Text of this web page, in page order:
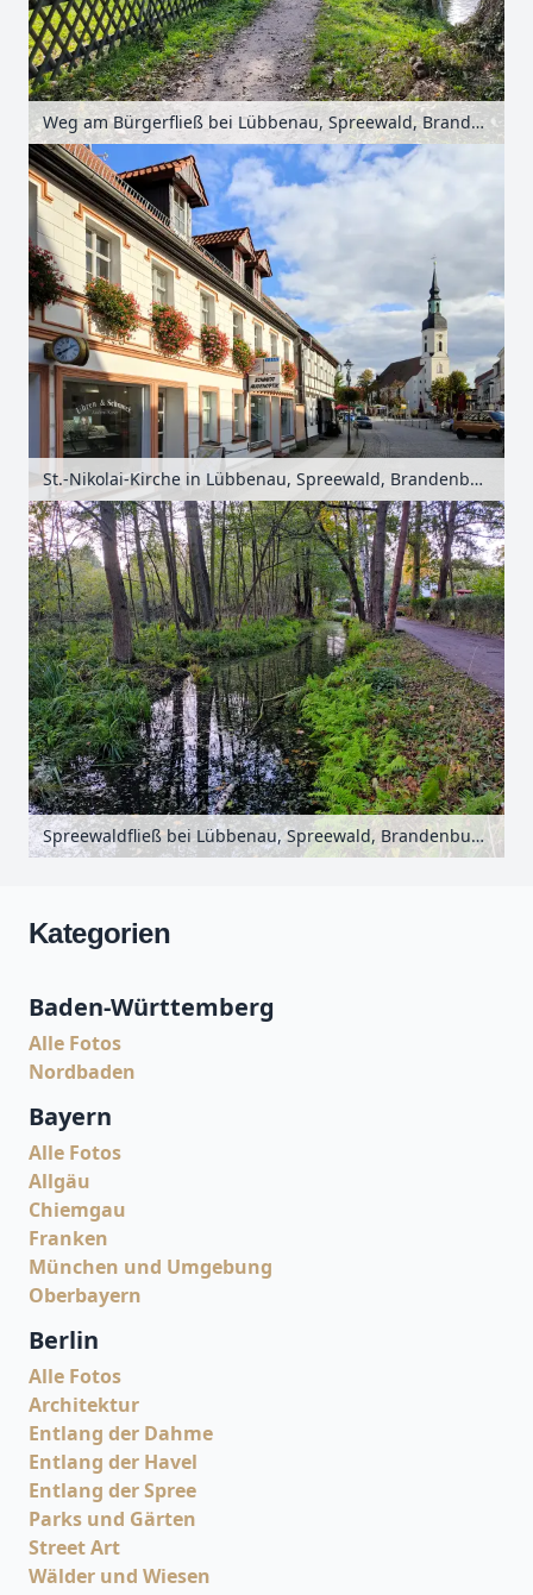
Weg am Bürgerfließ bei Lübbenau, Spreewald, Brandenburg, Deutschland
St.-Nikolai-Kirche in Lübbenau, Spreewald, Brandenburg, Deutschland
Spreewaldfließ bei Lübbenau, Spreewald, Brandenburg, Deutschland
Kategorien
Baden-Württemberg
Alle Fotos
Nordbaden
Bayern
Alle Fotos
Allgäu
Chiemgau
Franken
München und Umgebung
Oberbayern
Berlin
Alle Fotos
Architektur
Entlang der Dahme
Entlang der Havel
Entlang der Spree
Parks und Gärten
Street Art
Wälder und Wiesen